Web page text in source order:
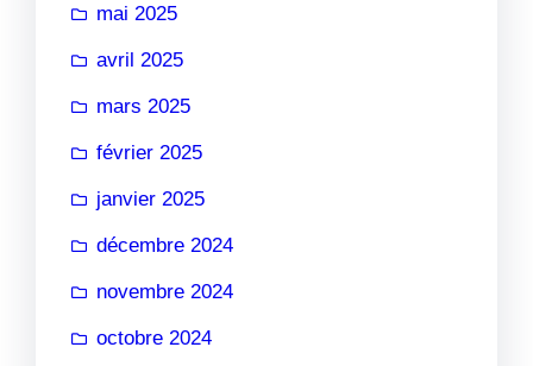
mai 2025
avril 2025
mars 2025
février 2025
janvier 2025
décembre 2024
novembre 2024
octobre 2024